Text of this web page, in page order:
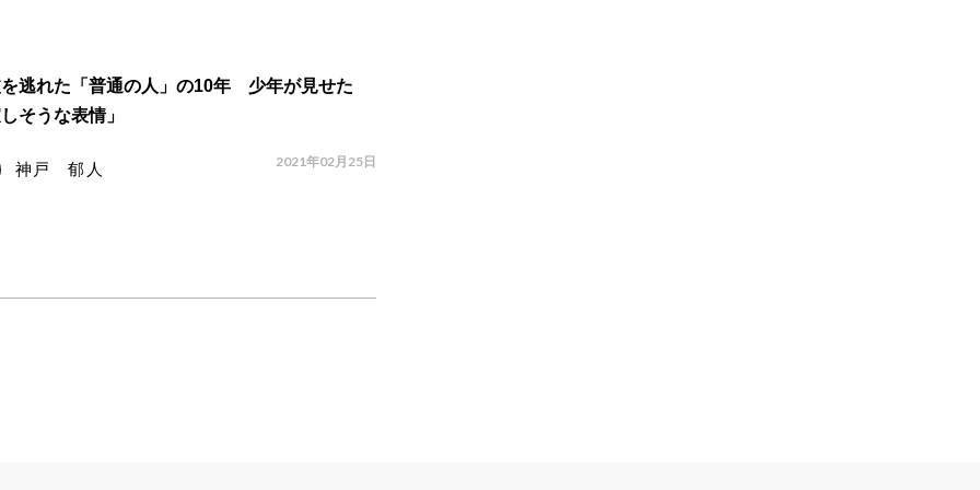
逃れた「普通の人」の10年 少年が見せた
そうな表情」
神戸 郁人 2021年02月25日